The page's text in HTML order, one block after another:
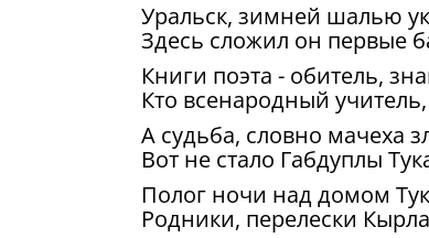
Уральск, зимней шалью
Здесь сложил он первые
Книги поэта - обитель,
Кто всенародный
А судьба, словно мачеха
Вот не стало Габдуплы
Полог ночи над домом
Родники, перелески